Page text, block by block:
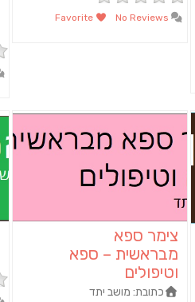
Favorite
צימר ספא
מבראשית – ספא
וטיפולים
כתובת: מושב יתד